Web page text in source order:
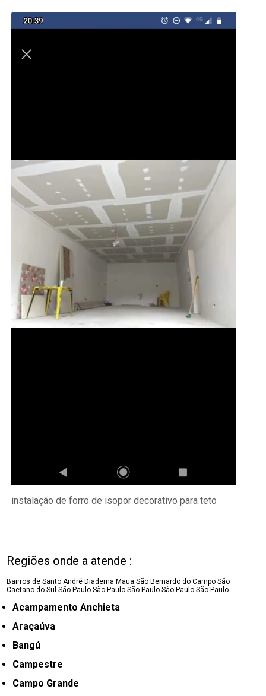
instalação de forro de isopor decorativo para teto
Regiões onde a atende :
Bairros de Santo André Diadema Maua São Bernardo do Campo São
Caetano do SulSão Paulo São Paulo São Paulo São Paulo São Paulo
Acampamento Anchieta
Araçaúva
Bangú
Campestre
Campo Grande